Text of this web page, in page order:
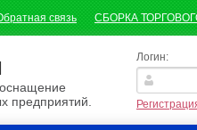
связь СБОРКА
предприятий.
Логин: